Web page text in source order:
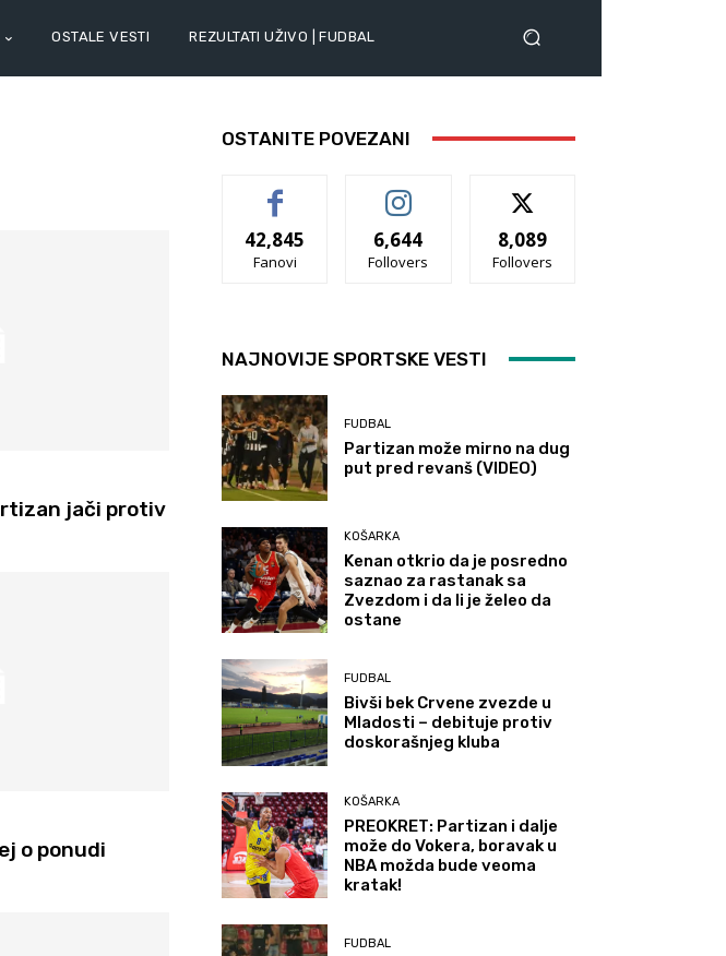
OSTALE VESTI REZULTATI UŽIVO | FUDBAL
jači protiv
o ponudi
OSTANITE POVEZANI
42,845
Fanovi
6,644
Follovers
8,089
Follovers
NAJNOVIJE SPORTSKE VESTI
FUDBAL
Partizan može mirno na dug
put pred revanš (VIDEO)
KOŠARKA
Kenan otkrio da je posredno
saznao za rastanak sa
Zvezdom i da li je želeo da
ostane
FUDBAL
Bivši bek Crvene zvezde u
Mladosti – debituje protiv
doskorašnjeg kluba
KOŠARKA
PREOKRET: Partizan i dalje
može do Vokera, boravak u
NBA možda bude veoma
kratak!
FUDBAL